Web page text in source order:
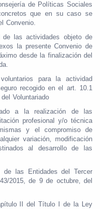
de Políticas Sociales
que en su caso se
Convenio.
las actividades objeto de
la presente Convenio de
desde la finalización del
para la actividad
recogido en el art. 10.1
Voluntariado
a la realización de las
profesional y/o técnica
y el compromiso de
variación, modificación
al desarrollo de las
de las Entidades del Tercer
2015, de 9 de octubre, del
II del Título I de la Ley